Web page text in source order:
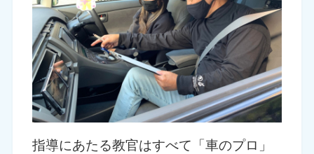
指導にあたる教官はすべて「車のプロ」